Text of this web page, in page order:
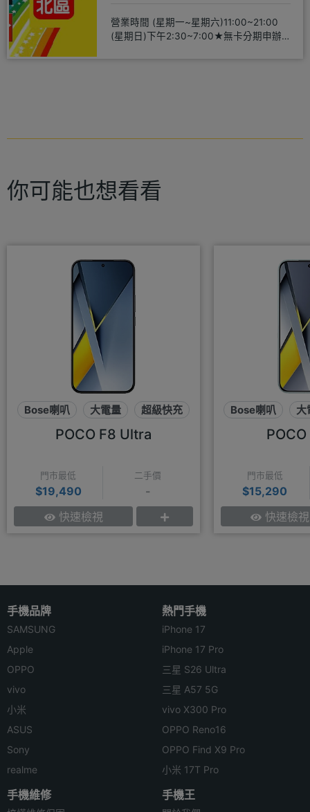
營業時間 (星期一~星期六)11:00~21:00
(星期日)下午2:30~7:00★無卡分期申辦
你可能也想看看
Bose喇叭 大電量 超級快充
POCO F8 Ultra
門市最低
$19,490
二手價
-
快速檢視
Bose喇叭 大
門市最低
$15,290
快速檢視
手機品牌
SAMSUNG
Apple
OPPO
vivo
小米
ASUS
Sony
realme
熱門手機
iPhone 17
iPhone 17 Pro
三星 S26 Ultra
三星 A57 5G
vivo X300 Pro
OPPO Reno16
OPPO Find X9 Pro
小米 17T Pro
手機維修 手機王